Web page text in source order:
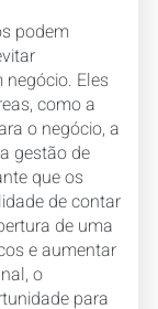
podem
Eles
como a
o negócio, a
gestão de
que os
de contar
de uma
e aumentar
o
para